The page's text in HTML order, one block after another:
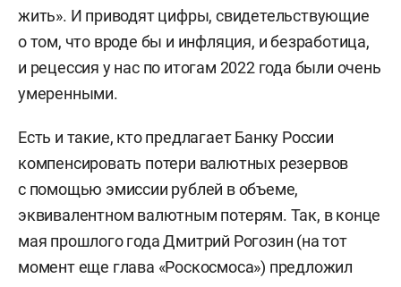
жить». И приводят цифры, свидетельствующие
о том, что вроде бы и инфляция, и безработица,
и рецессия у нас по итогам 2022 года были очень
умеренными.
Есть и такие, кто предлагает Банку России
компенсировать потери валютных резервов
с помощью эмиссии рублей в объеме,
эквивалентном валютным потерям. Так, в конце
мая прошлого года Дмитрий Рогозин (на тот
момент еще глава «Роскосмоса») предложил